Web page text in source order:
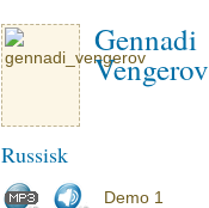
Gennadi
Vengerov
Russisk
Demo 1